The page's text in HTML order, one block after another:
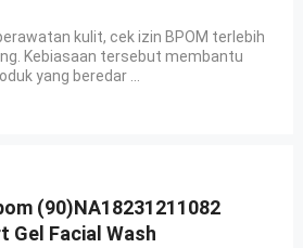
kulit, cek izin BPOM terlebih
Kebiasaan tersebut membantu
yang beredar ...
(90)NA18231211082
Gel Facial Wash